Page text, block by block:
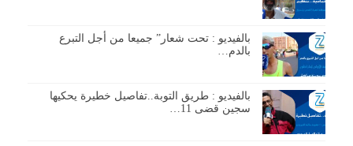
بالفيديو : تحت شعار” جميعا من أجل التبرع
بالدم…
بالفيديو : طريق التوبة..تفاصيل خطيرة يحكيها
سجين قضى 11…